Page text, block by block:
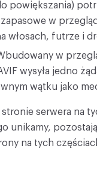
powiększania)
w
włosach, futrze i
w
wysyła jedno
wątku jako
serwera na
unikamy,
na tych